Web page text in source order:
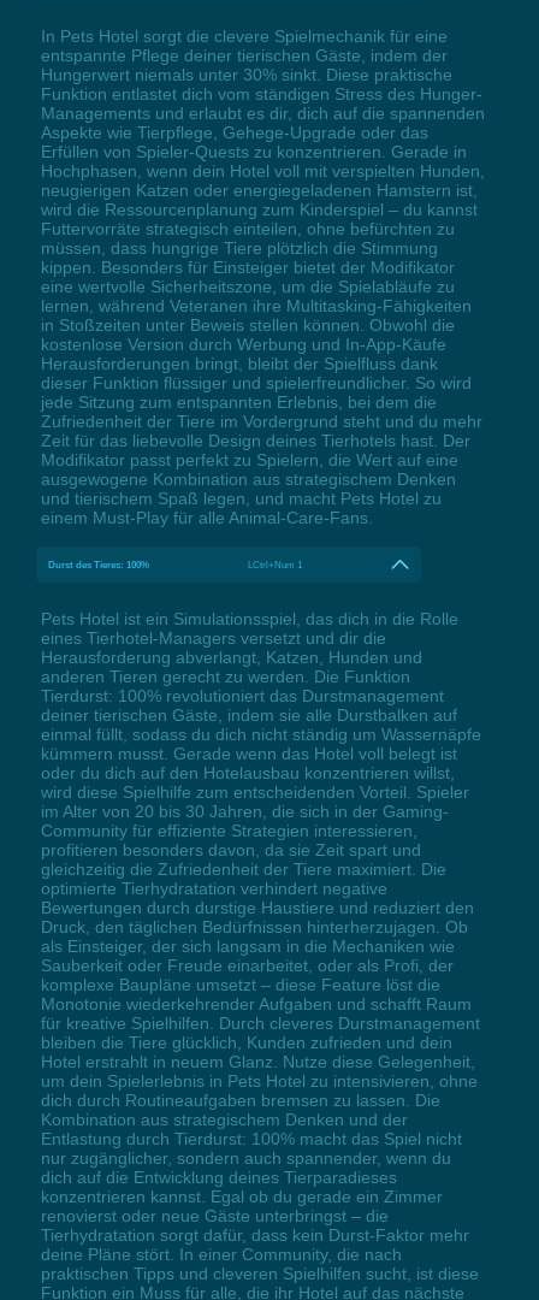
In Pets Hotel sorgt die clevere Spielmechanik für eine
entspannte Pflege deiner tierischen Gäste, indem der
Hungerwert niemals unter 30% sinkt. Diese praktische
Funktion entlastet dich vom ständigen Stress des Hunger-
Managements und erlaubt es dir, dich auf die spannenden
Aspekte wie Tierpflege, Gehege-Upgrade oder das
Erfüllen von Spieler-Quests zu konzentrieren. Gerade in
Hochphasen, wenn dein Hotel voll mit verspielten Hunden,
neugierigen Katzen oder energiegeladenen Hamstern ist,
wird die Ressourcenplanung zum Kinderspiel – du kannst
Futtervorräte strategisch einteilen, ohne befürchten zu
müssen, dass hungrige Tiere plötzlich die Stimmung
kippen. Besonders für Einsteiger bietet der Modifikator
eine wertvolle Sicherheitszone, um die Spielabläufe zu
lernen, während Veteranen ihre Multitasking-Fähigkeiten
in Stoßzeiten unter Beweis stellen können. Obwohl die
kostenlose Version durch Werbung und In-App-Käufe
Herausforderungen bringt, bleibt der Spielfluss dank
dieser Funktion flüssiger und spielerfreundlicher. So wird
jede Sitzung zum entspannten Erlebnis, bei dem die
Zufriedenheit der Tiere im Vordergrund steht und du mehr
Zeit für das liebevolle Design deines Tierhotels hast. Der
Modifikator passt perfekt zu Spielern, die Wert auf eine
ausgewogene Kombination aus strategischem Denken
und tierischem Spaß legen, und macht Pets Hotel zu
einem Must-Play für alle Animal-Care-Fans.
Durst des Tieres: 100% LCtrl+Num 1
Pets Hotel ist ein Simulationsspiel, das dich in die Rolle
eines Tierhotel-Managers versetzt und dir die
Herausforderung abverlangt, Katzen, Hunden und
anderen Tieren gerecht zu werden. Die Funktion
Tierdurst: 100% revolutioniert das Durstmanagement
deiner tierischen Gäste, indem sie alle Durstbalken auf
einmal füllt, sodass du dich nicht ständig um Wassernäpfe
kümmern musst. Gerade wenn das Hotel voll belegt ist
oder du dich auf den Hotelausbau konzentrieren willst,
wird diese Spielhilfe zum entscheidenden Vorteil. Spieler
im Alter von 20 bis 30 Jahren, die sich in der Gaming-
Community für effiziente Strategien interessieren,
profitieren besonders davon, da sie Zeit spart und
gleichzeitig die Zufriedenheit der Tiere maximiert. Die
optimierte Tierhydratation verhindert negative
Bewertungen durch durstige Haustiere und reduziert den
Druck, den täglichen Bedürfnissen hinterherzujagen. Ob
als Einsteiger, der sich langsam in die Mechaniken wie
Sauberkeit oder Freude einarbeitet, oder als Profi, der
komplexe Baupläne umsetzt – diese Feature löst die
Monotonie wiederkehrender Aufgaben und schafft Raum
für kreative Spielhilfen. Durch cleveres Durstmanagement
bleiben die Tiere glücklich, Kunden zufrieden und dein
Hotel erstrahlt in neuem Glanz. Nutze diese Gelegenheit,
um dein Spielerlebnis in Pets Hotel zu intensivieren, ohne
dich durch Routineaufgaben bremsen zu lassen. Die
Kombination aus strategischem Denken und der
Entlastung durch Tierdurst: 100% macht das Spiel nicht
nur zugänglicher, sondern auch spannender, wenn du
dich auf die Entwicklung deines Tierparadieses
konzentrieren kannst. Egal ob du gerade ein Zimmer
renovierst oder neue Gäste unterbringst – die
Tierhydratation sorgt dafür, dass kein Durst-Faktor mehr
deine Pläne stört. In einer Community, die nach
praktischen Tipps und cleveren Spielhilfen sucht, ist diese
Funktion ein Muss für alle, die ihr Hotel auf das nächste